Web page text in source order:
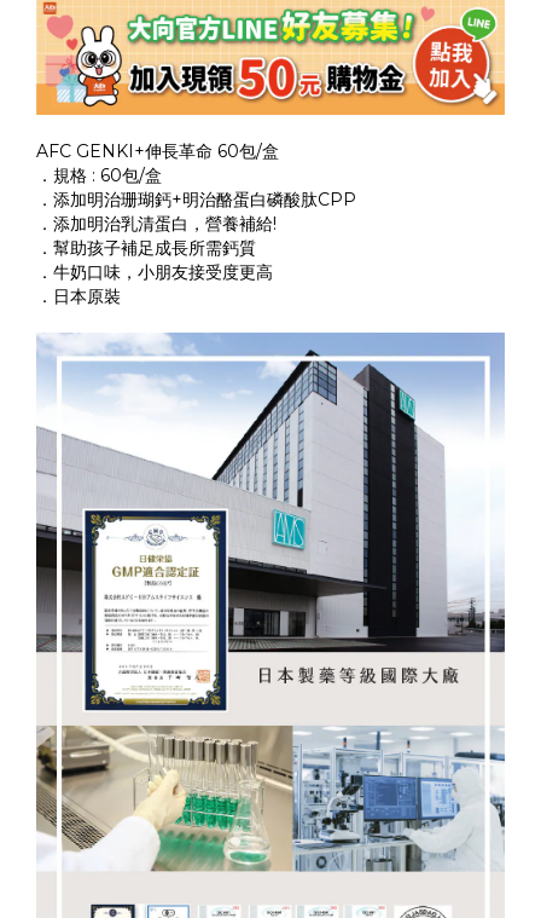
AFC GENKI+伸長革命 60包/盒
．規格 : 60包/盒
．添加明治珊瑚鈣+明治酪蛋白磷酸肽CPP
．添加明治乳清蛋白，營養補給!
．幫助孩子補足成長所需鈣質
．牛奶口味，小朋友接受度更高
．日本原裝